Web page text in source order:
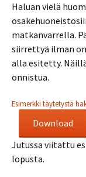
Haluan vielä
matkanvarrella.
siirrettyä ilman
alla esitetty.
onnistua.
Esimerkki täytetystä
Download
Jutussa viitattu
lopusta.